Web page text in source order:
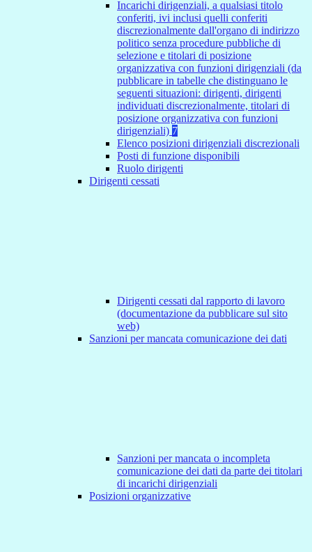
Incarichi dirigenziali, a qualsiasi titolo
conferiti, ivi inclusi quelli conferiti
discrezionalmente dall'organo di indirizzo
politico senza procedure pubbliche di
selezione e titolari di posizione
organizzativa con funzioni dirigenziali (da
pubblicare in tabelle che distinguano le
seguenti situazioni: dirigenti, dirigenti
individuati discrezionalmente, titolari di
posizione organizzativa con funzioni
dirigenziali) 7
Elenco posizioni dirigenziali discrezionali
Posti di funzione disponibili
Ruolo dirigenti
Dirigenti cessati
Dirigenti cessati dal rapporto di lavoro
(documentazione da pubblicare sul sito
web)
Sanzioni per mancata comunicazione dei dati
Sanzioni per mancata o incompleta
comunicazione dei dati da parte dei titolari
di incarichi dirigenziali
Posizioni organizzative